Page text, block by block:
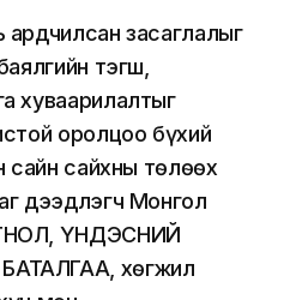
засаглалыг
тэгш,
хуваарилалтыг
оролцоо бүхий
сайн сайхны төлөөх
дээдлэгч Монгол
ҮНДЭСНИЙ
хөгжил